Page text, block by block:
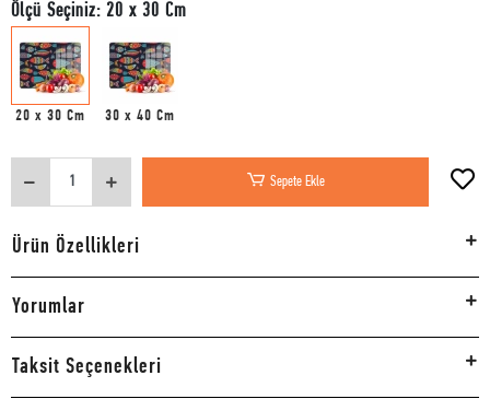
Ölçü Seçiniz: 20 x 30 Cm
20 x 30 Cm 30 x 40 Cm
Sepete Ekle
Ürün Özellikleri
Yorumlar
Taksit Seçenekleri